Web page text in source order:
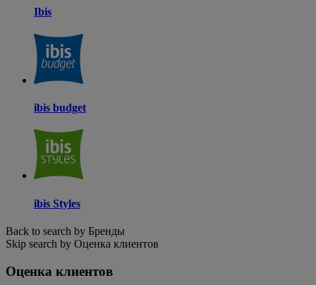
Ibis
ibis budget
ibis Styles
Back to search by Бренды
Skip search by Оценка клиентов
Оценка клиентов